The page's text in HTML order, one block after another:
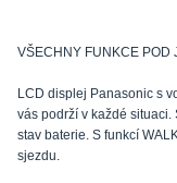
VŠECHNY FUNKCE POD
LCD displej Panasonic s
vás podrží v každé
stav baterie. S funkcí
sjezdu.